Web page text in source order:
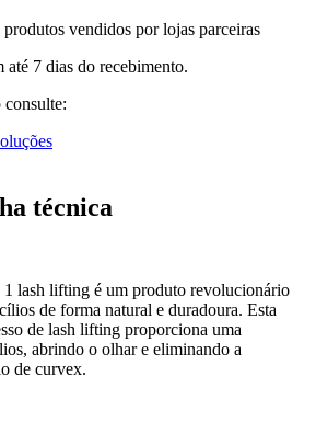
vendidos por lojas parceiras
7 dias do recebimento.
técnica
1 lash lifting é um produto revolucionário
de forma natural e duradoura. Esta
de lash lifting proporciona uma
abrindo o olhar e eliminando a
de curvex.